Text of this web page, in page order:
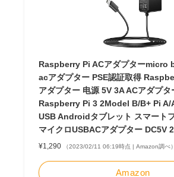
Raspberry Pi ACアダプターmicro
acアダプター PSE認証取得
アダプター 电源 5V 3A ACアダプタ
Raspberry Pi 3 2Model B/B+ Pi
USB Androidタブレット スマート
マイクロUSBACアダプター DC5V
¥1,290 （2023/02/11 06:19時点 | Amazon調べ）
Amazon